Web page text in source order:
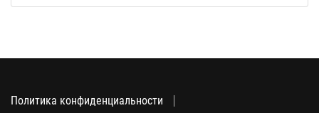
Политика конфиденциальности